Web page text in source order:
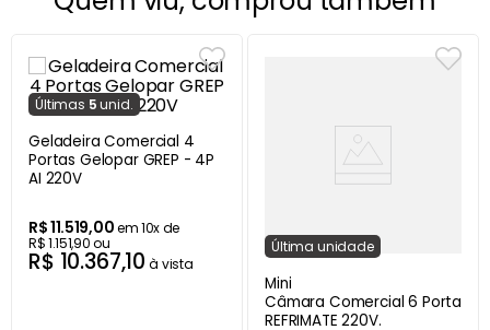
Últimas 5 unid.
Geladeira Comercial 4
Portas Gelopar GREP - 4P
AI 220V
R$11.519,00em10x de
R$1.151,90ou
R$ 10.367,10 à vista
Última unidade
Mini
Câmara Comercial 6 Portas
REFRIMATE 220V.